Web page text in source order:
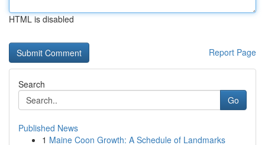
HTML is disabled
Report Page
Search
Go
Published News
1 Maine Coon Growth: A Schedule of Landmarks